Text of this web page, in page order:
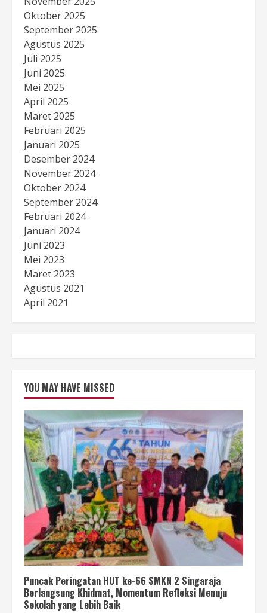
Oktober 2025
September 2025
Agustus 2025
Juli 2025
Juni 2025
Mei 2025
April 2025
Maret 2025
Februari 2025
Januari 2025
Desember 2024
November 2024
Oktober 2024
September 2024
Februari 2024
Januari 2024
Juni 2023
Mei 2023
Maret 2023
Agustus 2021
April 2021
YOU MAY HAVE MISSED
Puncak Peringatan HUT ke-66 SMKN 2 Singaraja
Berlangsung Khidmat, Momentum Refleksi Menuju
Sekolah yang Lebih Baik